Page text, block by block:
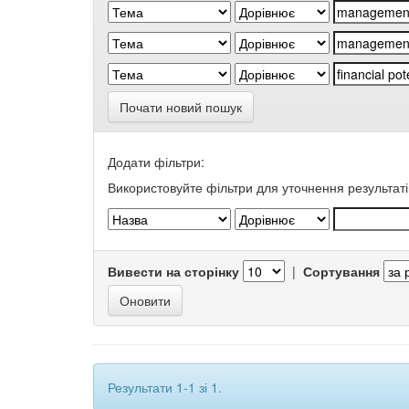
Почати новий пошук
Додати фільтри:
Використовуйте фільтри для уточнення
Вивести на сторінку | Сортування
Результати 1-1 зі 1.